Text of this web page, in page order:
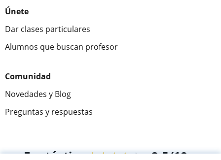
Únete
Dar clases particulares
Alumnos que buscan profesor
Comunidad
Novedades y Blog
Preguntas y respuestas
Fantástica★★★★★ 9,5/10